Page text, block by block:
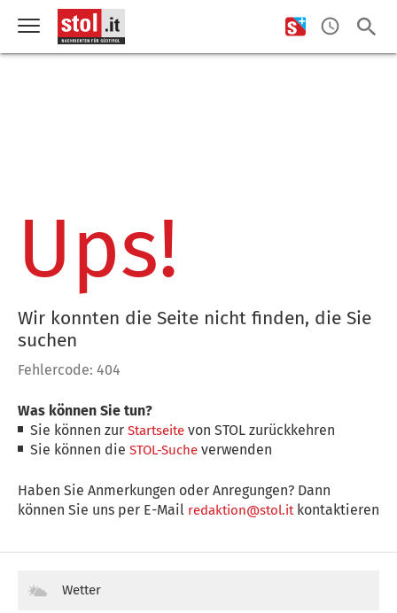
Ups!
Wir konnten die Seite nicht finden, die Sie
suchen
Fehlercode: 404
Was können Sie tun?
Sie können zurStartseite von STOL zurückkehren
Sie können dieSTOL-Suche verwenden
Haben Sie Anmerkungen oder Anregungen? Dann
können Sie uns per E-Mail redaktion@stol.itkontaktieren
Wetter